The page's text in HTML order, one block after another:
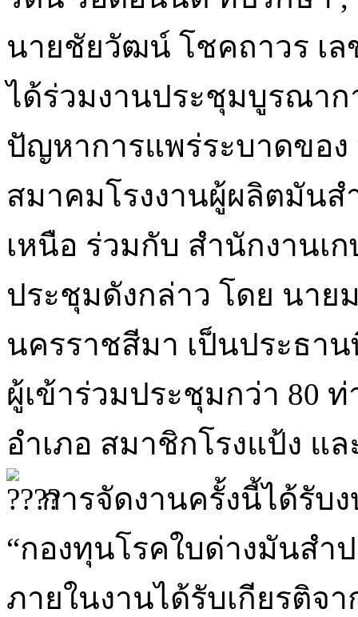
นายชัยวัฒน์ โชคถาวร เ
ได้ร่วมงานประชุมบูรณา
ปัญหาการแพร่ระบาดของ
สมาคมโรงงานผู้ผลิตมันส
เหนือ ร่วมกับ สำนักงานเ
ประชุมดังกล่าว โดย นาย
นครราชสีมา เป็นประธาน
ผู้เข้าร่วมประชุมกว่า 80
อำเภอ สมาชิกโรงแป้ง แ
การจัดงานครั้งนี้ได้รั
“กองทุนโรคใบด่างมันสำ
ภายในงานได้รับเกียรติจ